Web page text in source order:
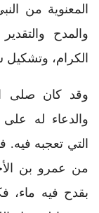
المعنوية من
والمدح
الكرام،
وقد كان صلى
والدعاء له على
التي تعجبه
من عمرو بن
بقدح فيه ماء،